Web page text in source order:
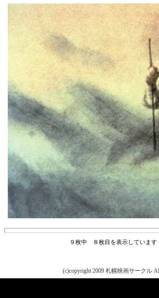
９枚中 ８枚目を表示しています
(c)copyright 2009 札幌映画サークル